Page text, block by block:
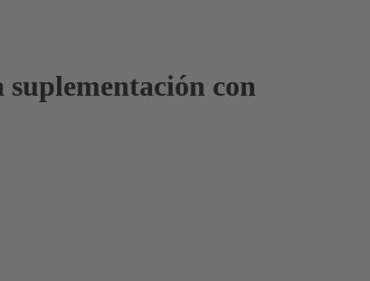
suplementación con